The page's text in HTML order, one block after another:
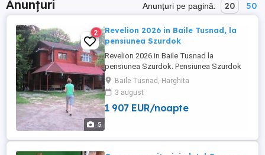
Anunțuri Anunțuri pe pagină: 20 50
5
2
Revelion 2026 in Baile Tusnad, la
pensiunea Szurdok
Revelion 2026 in Baile Tusnad la
pensiunea Szurdok. Pensiunea Szurdok
cu 40 de locuri de cazare vă așteaptă de
Revelion la Băile Tușnad! Pensiunea se
închiriează de Revelion 2026 la 10000 Ron,
pe 3 nopți. Vă aşteptăm la pensiunea
Baile Tusnad, Harghita
3 august
1 907 EUR/noapte